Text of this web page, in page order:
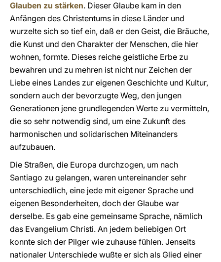
Glauben zu stärken. Dieser Glaube kam in den
Anfängen des Christentums in diese Länder und
wurzelte sich so tief ein, daß er den Geist, die Bräuche,
die Kunst und den Charakter der Menschen, die hier
wohnen, formte. Dieses reiche geistliche Erbe zu
bewahren und zu mehren ist nicht nur Zeichen der
Liebe eines Landes zur eigenen Geschichte und Kultur,
sondern auch der bevorzugte Weg, den jungen
Generationen jene grundlegenden Werte zu vermitteln,
die so sehr notwendig sind, um eine Zukunft des
harmonischen und solidarischen Miteinanders
aufzubauen.
Die Straßen, die Europa durchzogen, um nach
Santiago zu gelangen, waren untereinander sehr
unterschiedlich, eine jede mit eigener Sprache und
eigenen Besonderheiten, doch der Glaube war
derselbe. Es gab eine gemeinsame Sprache, nämlich
das Evangelium Christi. An jedem beliebigen Ort
konnte sich der Pilger wie zuhause fühlen. Jenseits
nationaler Unterschiede wußte er sich als Glied einer